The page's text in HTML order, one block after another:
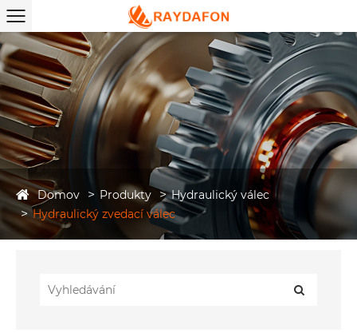
Domov Produkty
Hydraulický válec
Hydraulický zvedací válec